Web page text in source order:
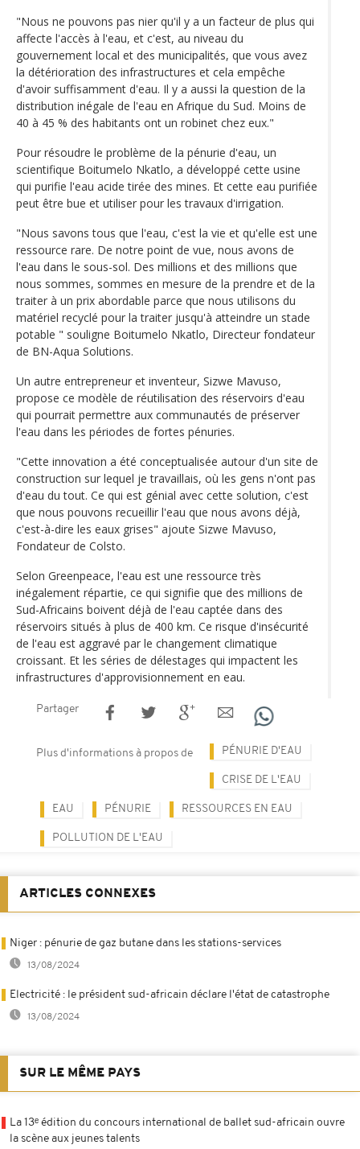
"Nous ne pouvons pas nier qu'il y a un facteur de plus qui
affecte l'accès à l'eau, et c'est, au niveau du
gouvernement local et des municipalités, que vous avez
la détérioration des infrastructures et cela empêche
d'avoir suffisamment d'eau. Il y a aussi la question de la
distribution inégale de l'eau en Afrique du Sud. Moins de
40 à 45 % des habitants ont un robinet chez eux."
Pour résoudre le problème de la pénurie d'eau, un
scientifique Boitumelo Nkatlo, a développé cette usine
qui purifie l'eau acide tirée des mines. Et cette eau purifiée
peut être bue et utiliser pour les travaux d'irrigation.
"Nous savons tous que l'eau, c'est la vie et qu'elle est une
ressource rare. De notre point de vue, nous avons de
l'eau dans le sous-sol. Des millions et des millions que
nous sommes, sommes en mesure de la prendre et de la
traiter à un prix abordable parce que nous utilisons du
matériel recyclé pour la traiter jusqu'à atteindre un stade
potable " souligne Boitumelo Nkatlo, Directeur fondateur
de BN-Aqua Solutions.
Un autre entrepreneur et inventeur, Sizwe Mavuso,
propose ce modèle de réutilisation des réservoirs d'eau
qui pourrait permettre aux communautés de préserver
l'eau dans les périodes de fortes pénuries.
"Cette innovation a été conceptualisée autour d'un site de
construction sur lequel je travaillais, où les gens n'ont pas
d'eau du tout. Ce qui est génial avec cette solution, c'est
que nous pouvons recueillir l'eau que nous avons déjà,
c'est-à-dire les eaux grises" ajoute Sizwe Mavuso,
Fondateur de Colsto.
Selon Greenpeace, l'eau est une ressource très
inégalement répartie, ce qui signifie que des millions de
Sud-Africains boivent déjà de l'eau captée dans des
réservoirs situés à plus de 400 km. Ce risque d'insécurité
de l'eau est aggravé par le changement climatique
croissant. Et les séries de délestages qui impactent les
infrastructures d'approvisionnement en eau.
Partager
Plus d'informations à propos de PÉNURIE D'EAU
CRISE DE L'EAU
EAU PÉNURIE RESSOURCES EN EAU
POLLUTION DE L'EAU
ARTICLES CONNEXES
Niger : pénurie de gaz butane dans les stations-services
13/08/2024
Electricité : le président sud-africain déclare l'état de catastrophe
13/08/2024
SUR LE MÊME PAYS
La 13ᵉ édition du concours international de ballet sud-africain ouvre
la scène aux jeunes talents